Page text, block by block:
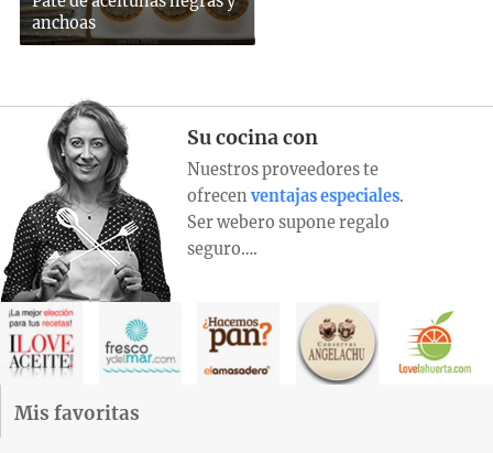
anchoas
Su cocina con
Nuestros proveedores te
ofrecen ventajas especiales.
Ser webero supone regalo
seguro….
Mis favoritas